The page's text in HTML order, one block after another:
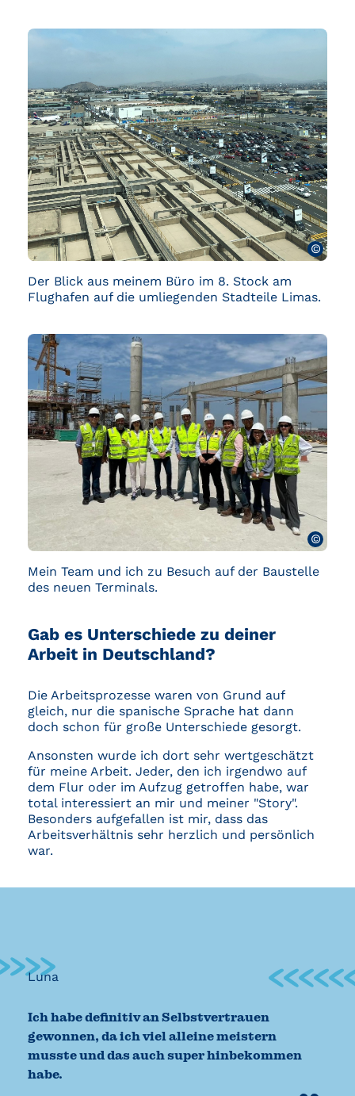
©
Der Blick aus meinem Büro im 8. Stock am
Flughafen auf die umliegenden Stadteile Limas.
©
Mein Team und ich zu Besuch auf der Baustelle
des neuen Terminals.
Gab es Unterschiede zu deiner
Arbeit in Deutschland?
Die Arbeitsprozesse waren von Grund auf
gleich, nur die spanische Sprache hat dann
doch schon für große Unterschiede gesorgt.
Ansonsten wurde ich dort sehr wertgeschätzt
für meine Arbeit. Jeder, den ich irgendwo auf
dem Flur oder im Aufzug getroffen habe, war
total interessiert an mir und meiner "Story".
Besonders aufgefallen ist mir, dass das
Arbeitsverhältnis sehr herzlich und persönlich
war.
Luna
Ich habe definitiv an Selbstvertrauen
gewonnen, da ich viel alleine meistern
musste und das auch super hinbekommen
habe.